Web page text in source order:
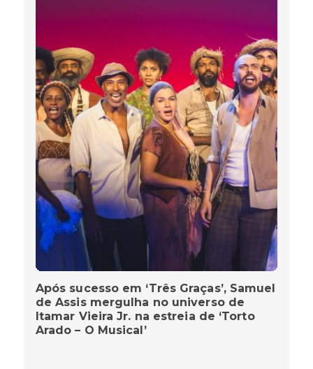
Após sucesso em ‘Três Graças’, Samuel
de Assis mergulha no universo de
Itamar Vieira Jr. na estreia de ‘Torto
Arado – O Musical’